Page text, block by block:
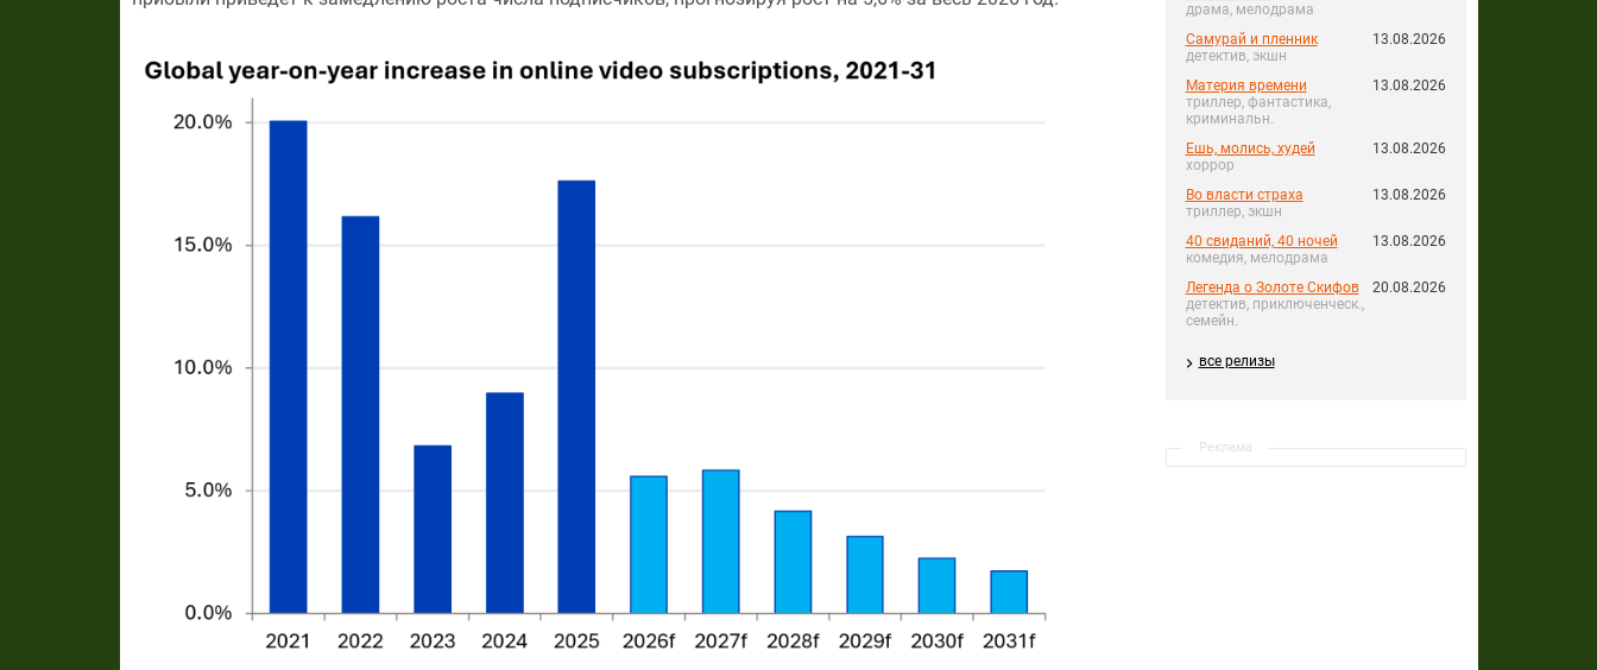
драма, мелодрама
Самурай и пленник
детектив, экшн
13.08.2026
Материя времени
триллер, фантастика,
криминальн.
13.08.2026
Ешь, молись, худей
хоррор
13.08.2026
Во власти страха
триллер, экшн
13.08.2026
40 свиданий, 40 ночей
комедия, мелодрама
13.08.2026
Легенда о Золоте Скифов
детектив, приключенческ.,
семейн.
20.08.2026
все релизы
Реклама